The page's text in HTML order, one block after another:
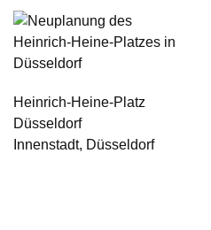
Heinrich-Heine-Platz
Düsseldorf
Innenstadt, Düsseldorf